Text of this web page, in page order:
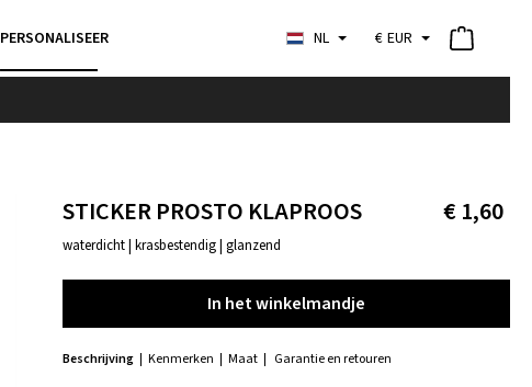
PERSONALISEER NL € EUR
STICKER PROSTO KLAPROOS
waterdicht | krasbestendig | glanzend
€ 1,60
In het winkelmandje
In het winkelmandje
Beschrijving Kenmerken Maat Garantie en retouren